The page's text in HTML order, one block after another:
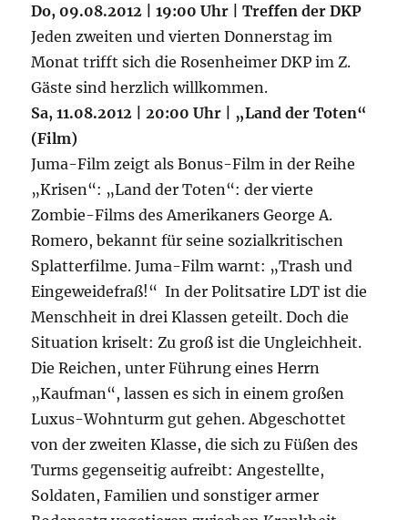
Do, 09.08.2012 | 19:00 Uhr | Treffen der DKP
Jeden zweiten und vierten Donnerstag im
Monat trifft sich die Rosenheimer DKP im Z.
Gäste sind herzlich willkommen.
Sa, 11.08.2012 | 20:00 Uhr | „Land der Toten“
(Film)
Juma-Film zeigt als Bonus-Film in der Reihe
„Krisen“: „Land der Toten“: der vierte
Zombie-Films des Amerikaners George A.
Romero, bekannt für seine sozialkritischen
Splatterfilme. Juma-Film warnt: „Trash und
Eingeweidefraß!“ In der Politsatire LDT ist die
Menschheit in drei Klassen geteilt. Doch die
Situation kriselt: Zu groß ist die Ungleichheit.
Die Reichen, unter Führung eines Herrn
„Kaufman“, lassen es sich in einem großen
Luxus-Wohnturm gut gehen. Abgeschottet
von der zweiten Klasse, die sich zu Füßen des
Turms gegenseitig aufreibt: Angestellte,
Soldaten, Familien und sonstiger armer